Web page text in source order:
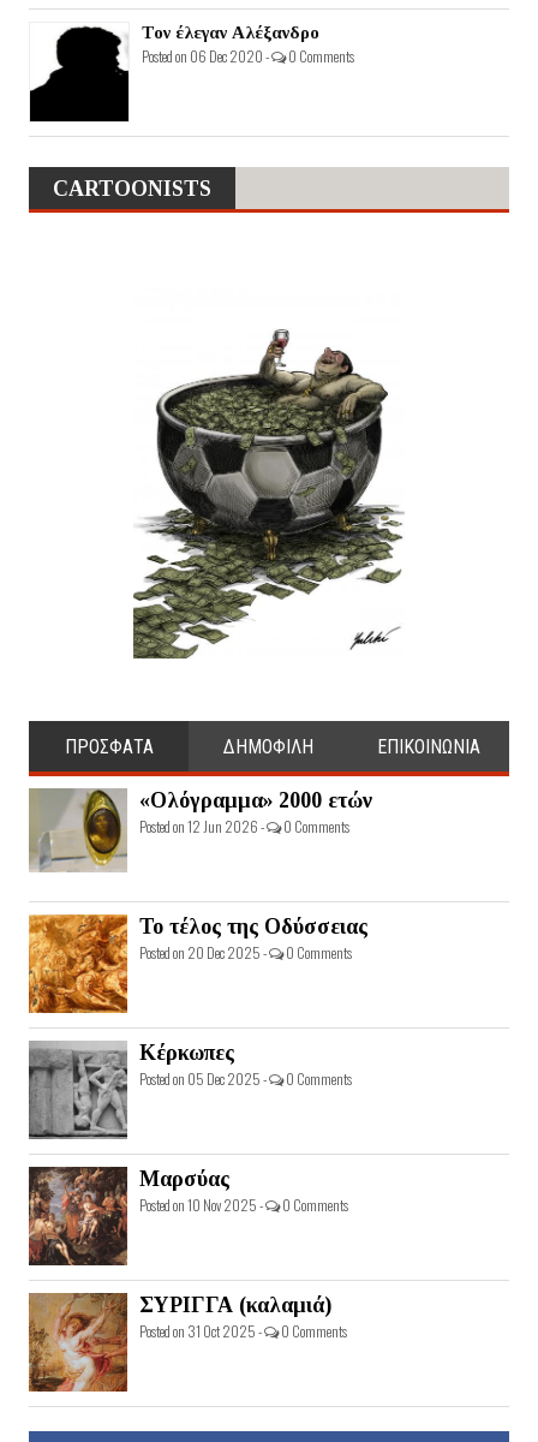
Τον έλεγαν Αλέξανδρο
Posted on 06 Dec 2020 - 0 Comments
CARTOONISTS
ΠΡΟΣΦΑΤΑ ΔΗΜΟΦΙΛΗ ΕΠΙΚΟΙΝΩΝΙΑ
«Ολόγραμμα» 2000 ετών
Posted on 12 Jun 2026 - 0 Comments
Το τέλος της Οδύσσειας
Posted on 20 Dec 2025 - 0 Comments
Κέρκωπες
Posted on 05 Dec 2025 - 0 Comments
Μαρσύας
Posted on 10 Nov 2025 - 0 Comments
ΣΥΡΙΓΓΑ (καλαμιά)
Posted on 31 Oct 2025 - 0 Comments